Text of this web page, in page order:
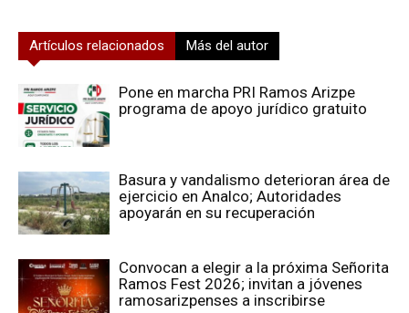
Artículos relacionados Más del autor
Pone en marcha PRI Ramos Arizpe
programa de apoyo jurídico gratuito
Basura y vandalismo deterioran área de
ejercicio en Analco; Autoridades
apoyarán en su recuperación
Convocan a elegir a la próxima Señorita
Ramos Fest 2026; invitan a jóvenes
ramosarizpenses a inscribirse